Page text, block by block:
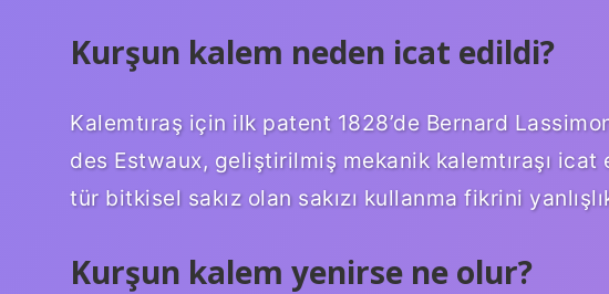
Kurşun kalem neden icat edildi?
Kalemtıraş için ilk patent 1828’de Bernard
des Estwaux, geliştirilmiş mekanik kalemtıraşı
tür bitkisel sakız olan sakızı kullanma fikrini
Kurşun kalem yenirse ne olur?